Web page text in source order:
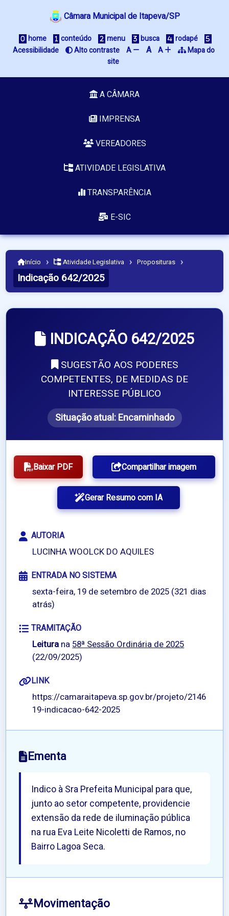
Câmara Municipal de Itapeva/SP
home conteúdo menu busca
rodapé
Acessibilidade
Alto contraste A A A
Mapa do
site
A CÂMARA
IMPRENSA
VEREADORES
ATIVIDADE LEGISLATIVA
TRANSPARÊNCIA
E-SIC
Início › Atividade Legislativa › Proposituras ›
Indicação 642/2025
INDICAÇÃO 642/2025
SUGESTÃO AOS PODERES
COMPETENTES, DE MEDIDAS DE
INTERESSE PÚBLICO
Situação atual:Encaminhado
Baixar PDF Compartilhar imagem
Gerar Resumo com IA
AUTORIA
LUCINHA WOOLCK DO AQUILES
ENTRADA NO SISTEMA
sexta-feira, 19 de setembro de 2025 (321 dias
atrás)
TRAMITAÇÃO
Leitura na58ª Sessão Ordinária de 2025
(22/09/2025)
LINK
https://camaraitapeva.sp.gov.br/projeto/2146
19-indicacao-642-2025
Ementa
Indico à Sra Prefeita Municipal para que,
junto ao setor competente, providencie
extensão da rede de iluminação pública
na rua Eva Leite Nicoletti de Ramos, no
Bairro Lagoa Seca.
Movimentação